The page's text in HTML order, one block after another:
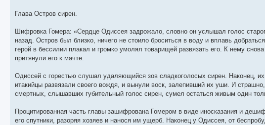
Глава Остров сирен.
Шифровка Гомера: «Сердце Одиссея задрожало, словно он услышал голос
назад. Остров был близко, ничего не стоило броситься в воду и вплавь
герой в бессилии плакал и громко умолял товарищей развязать его. К нему
притянули его к мачте.
Одиссей с горестью слушал удаляющийся зов сладкоголосых сирен. Наконец, их
итакийцы развязали своего вождя, и вынули воск, залепивший их уши. И
смертных, слышавших губительный голос сирен, сумел остаться живым один
Процитированная часть главы зашифрована Гомером в виде иносказания и
его спутники, разоряя хозяев и нанося им ущерб. Наконец у Одиссея, от